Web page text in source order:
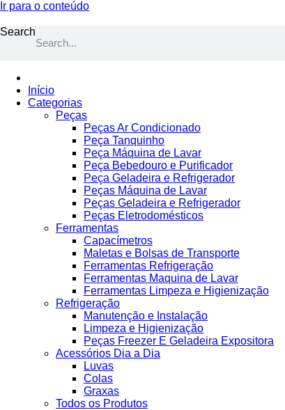
Ir para o conteúdo
Search
Início
Categorias
Peças
Peças Ar Condicionado
Peça Tanquinho
Peça Máquina de Lavar
Peça Bebedouro e Purificador
Peça Geladeira e Refrigerador
Peças Máquina de Lavar
Peças Geladeira e Refrigerador
Peças Eletrodomésticos
Ferramentas
Capacímetros
Maletas e Bolsas de Transporte
Ferramentas Refrigeração
Ferramentas Maquina de Lavar
Ferramentas Limpeza e Higienização
Refrigeração
Manutenção e Instalação
Limpeza e Higienização
Peças Freezer E Geladeira Expositora
Acessórios Dia a Dia
Luvas
Colas
Graxas
Todos os Produtos